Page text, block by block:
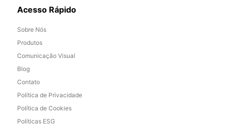
Acesso Rápido
Sobre Nós
Produtos
Comunicação Visual
Blog
Contato
Política de Privacidade
Política de Cookies
Políticas ESG